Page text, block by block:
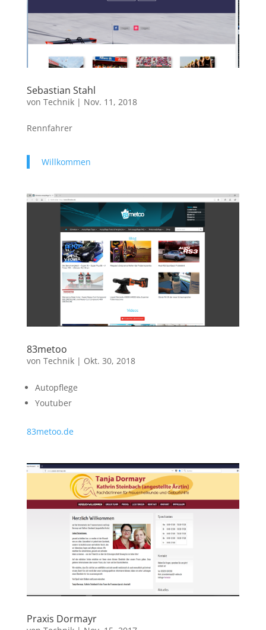
Sebastian Stahl
von Technik| Nov. 11, 2018
Rennfahrer
Willkommen
83metoo
von Technik| Okt. 30, 2018
Autopflege
Youtuber
83metoo.de
Praxis Dormayr